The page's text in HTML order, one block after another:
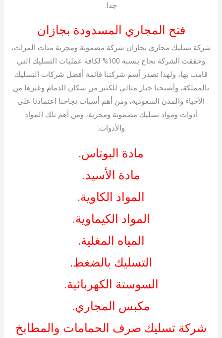
جدا.
فتح المجاري المسدودة بجازان
شركة تسليك مجاري بجازان شركة مضمونة ومجربة مئات المرات،
وحققت الشركة نجاح بنسبة 100% لكافة عمليات التسليك التي
قامت بها، ولهذا تصدر أسم شركتنا قائمة أفضل شركات التسليك
بالمملكة، وأصبحنا خيار مثالي للكثير من سكان الدمام وغيرها من
الأحياء والمدن السعودية، ومن أهم أسباب نجاحنا اعتمادنا على
أدوات ومواد تسليك مضمونة ومجربة، ومن أهم تلك المواد
والأدوات:
مادة البوتاس.
مادة الأسيد.
المواد الكاوية.
المواد الكيماوية.
المياه المغلية.
التسليك بالضغط.
السوستة الكهربائية.
مكبس المجاري.
شركة تسليك صرف الحمامات والمطابخ